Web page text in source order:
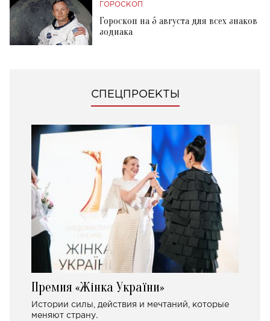
ГОРОСКОП
Гороскоп на 5 августа для всех знаков
зодиака
СПЕЦПРОЕКТЫ
Премия «Жінка України»
Истории силы, действия и мечтаний, которые
меняют страну.